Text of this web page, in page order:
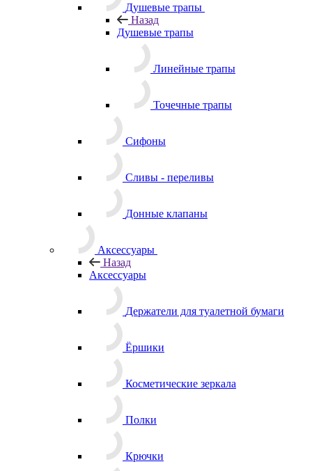
Душевые трапы
Назад
Душевые трапы
Линейные трапы
Точечные трапы
Сифоны
Сливы - переливы
Донные клапаны
Аксессуары
Назад
Аксессуары
Держатели для туалетной бумаги
Ёршики
Косметические зеркала
Полки
Крючки